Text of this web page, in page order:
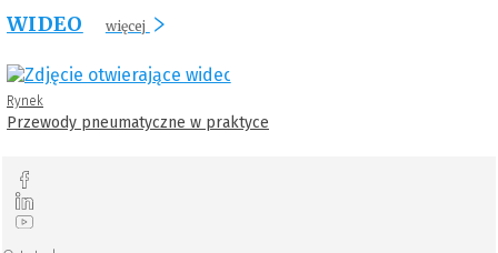
WIDEO więcej
Rynek
Przewody pneumatyczne w praktyce